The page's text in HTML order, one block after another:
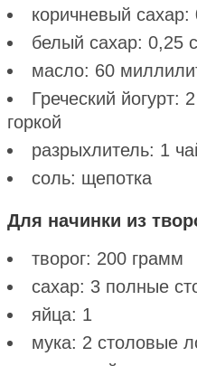
коричневый сахар:
белый сахар: 0,25
масло: 60
Греческий йогурт:
горкой
разрыхлитель: 1
соль: щепотка
Для начинки из
творог: 200 грамм
сахар: 3 полные
яйца: 1
мука: 2 столовые